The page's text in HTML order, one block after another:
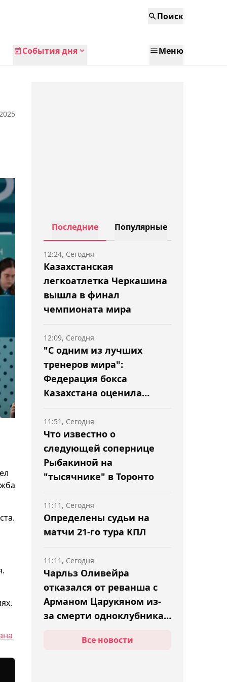
Поиск
События дня Меню
Последние Популярные
Казахстанская
легкоатлетка Черкашина
вышла в финал
чемпионата мира
12:24, Сегодня
"С одним из лучших
тренеров мира":
Федерация бокса
Казахстана оценила
12:09, Сегодня
Что известно о
следующей сопернице
Рыбакиной на
"тысячнике" в Торонто
11:51, Сегодня
Определены судьи на
матчи 21-го тура КПЛ
11:11, Сегодня
Чарльз Оливейра
отказался от реванша с
Арманом Царукяном из-
за смерти одноклубника
11:11, Сегодня
10:43, СегодняВсе новости